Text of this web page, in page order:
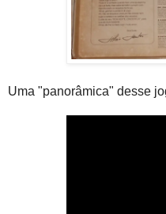
Uma "panorâmica" desse